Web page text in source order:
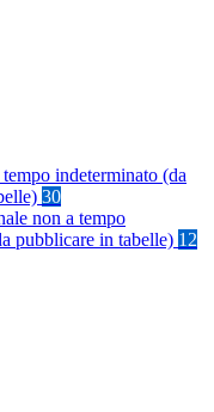
indeterminato (da
30
non a tempo
pubblicare in tabelle) 12